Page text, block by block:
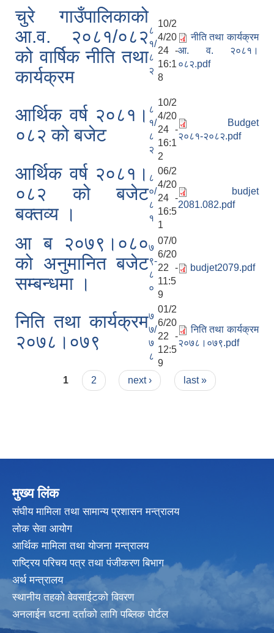
चुरे गाउँपालिकाको
आ.व. २०८१/०८२
को वार्षिक नीति तथा
कार्यक्रम
८
१/
८
२
10/2
4/20
24 -
16:1
8
नीति तथा कार्यक्रम
आ. व. २०८१।
०८२.pdf
आर्थिक वर्ष २०८१।
०८२ को बजेट
८
१/
८
२
10/2
4/20
24 -
16:1
2
Budget
२०८१-२०८२.pdf
आर्थिक वर्ष २०८१।
०८२ को बजेट
बक्तव्य ।
८
०/
८
१
06/2
4/20
24 -
16:5
1
budjet
2081.082.pdf
आ ब २०७९।०८०
को अनुमानित बजेट
सम्बन्धमा ।
७
९-
८
०
07/0
6/20
22 -
11:5
9
budjet2079.pdf
निति तथा कार्यक्रम
२०७८।०७९
७
७/
७
८
01/2
6/20
22 -
12:5
9
निति तथा कार्यक्रम
२०७८।०७९.pdf
Pages
1 2 next › last »
मुख्य लिंक
संघीय मामिला तथा सामान्य प्रशासन मन्त्रालय
लोक सेवा आयोग
आर्थिक मामिला तथा योजना मन्त्रालय
राष्ट्रिय परिचय पत्र तथा पंजीकरण बिभाग
अर्थ मन्त्रालय
स्थानीय तहको वेवसाईटको विवरण
अनलाईन घटना दर्ताको लागि पब्लिक पोर्टल